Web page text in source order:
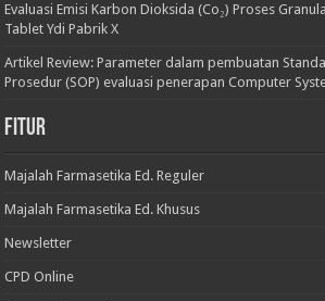
Evaluasi Emisi Karbon Dioksida (Co₂) Proses
Tablet Ydi Pabrik X
Artikel Review: Parameter dalam pembuatan
Prosedur (SOP) evaluasi penerapan Computer
Fitur
Majalah Farmasetika Ed. Reguler
Majalah Farmasetika Ed. Khusus
Newsletter
CPD Online